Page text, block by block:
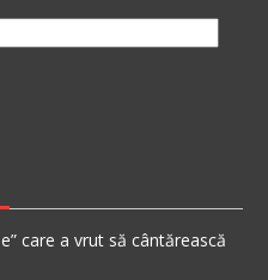
care a vrut să cântărească